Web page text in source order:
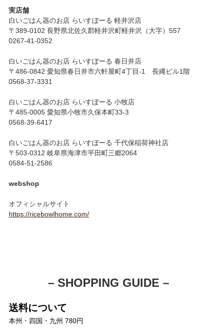
実店舗
白いごはん器のお店 らいすぼーる 軽井沢店
〒389-0102 長野県北佐久郡軽井沢町軽井沢（大字）557
0267-41-0352
白いごはん器のお店 らいすぼーる 春日井店
〒486-0842 愛知県春日井市六軒屋町4丁目-1 長縄ビル1階
0568-37-3331
白いごはん器のお店 らいすぼーる 小牧店
〒485-0005 愛知県小牧市久保本町33-3
0568-39-6417
白いごはん器のお店 らいすぼーる 千代保稲荷神社店
〒503-0312 岐阜県海津市平田町三郷2064
0584-51-2586
webshop
オフィシャルサイト
https://ricebowlhome.com/
– SHOPPING GUIDE –
送料について
本州・四国・九州 780円